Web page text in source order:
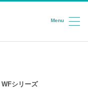
Menu
WFシリーズ